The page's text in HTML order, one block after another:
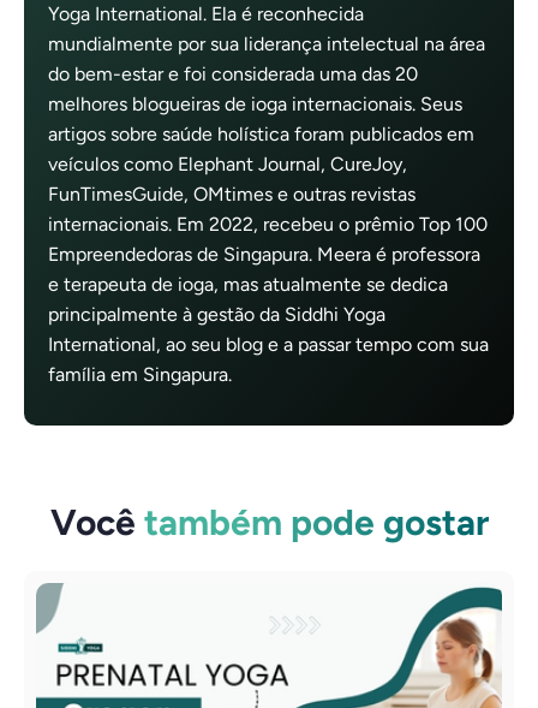
Yoga International. Ela é reconhecida
mundialmente por sua liderança intelectual na área
do bem-estar e foi considerada uma das 20
melhores blogueiras de ioga internacionais. Seus
artigos sobre saúde holística foram publicados em
veículos como Elephant Journal, CureJoy,
FunTimesGuide, OMtimes e outras revistas
internacionais. Em 2022, recebeu o prêmio Top 100
Empreendedoras de Singapura. Meera é professora
e terapeuta de ioga, mas atualmente se dedica
principalmente à gestão da Siddhi Yoga
International, ao seu blog e a passar tempo com sua
família em Singapura.
Você também pode gostar